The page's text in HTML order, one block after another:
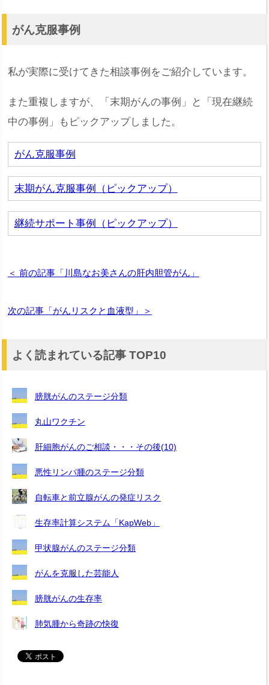
がん克服事例
私が実際に受けてきた相談事例をご紹介しています。
また重複しますが、「末期がんの事例」と「現在継続
中の事例」もピックアップしました。
がん克服事例
末期がん克服事例（ピックアップ）
継続サポート事例（ピックアップ）
＜ 前の記事「川島なお美さんの肝内胆管がん」
次の記事「がんリスクと血液型」＞
よく読まれている記事 TOP10
膀胱がんのステージ分類
丸山ワクチン
肝細胞がんのご相談・・・その後(10)
悪性リンパ腫のステージ分類
自転車と前立腺がんの発症リスク
生存率計算システム「KapWeb」
甲状腺がんのステージ分類
がんを克服した芸能人
膀胱がんの生存率
肺気腫から奇跡の快復